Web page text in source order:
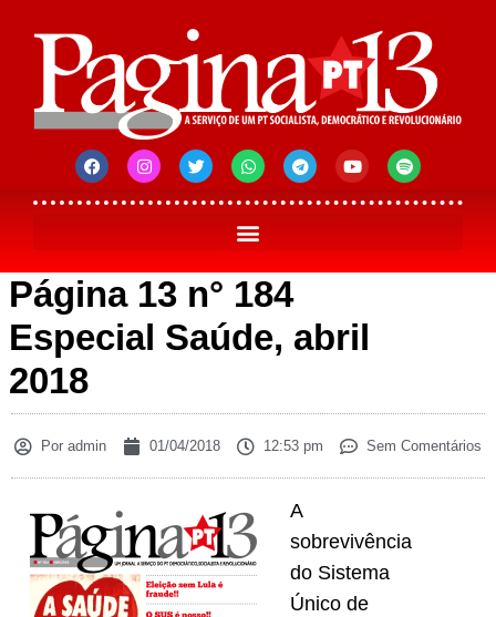
Página 13 n° 184
Especial Saúde, abril
2018
Por admin 01/04/2018 12:53 pm Sem Comentários
A
sobrevivência
do Sistema
Único de